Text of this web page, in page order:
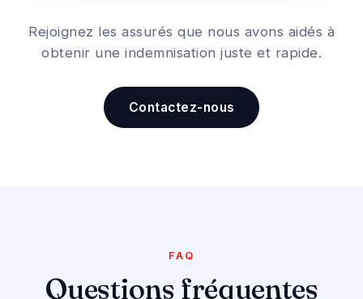
Rejoignez les assurés que nous avons aidés à
obtenir une indemnisation juste et rapide.
Contactez-nous
FAQ
Questions fréquentes